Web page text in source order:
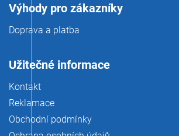
Výhody pro zákazníky
Doprava a platba
Užitečné informace
Kontakt
Reklamace
Obchodní podmínky